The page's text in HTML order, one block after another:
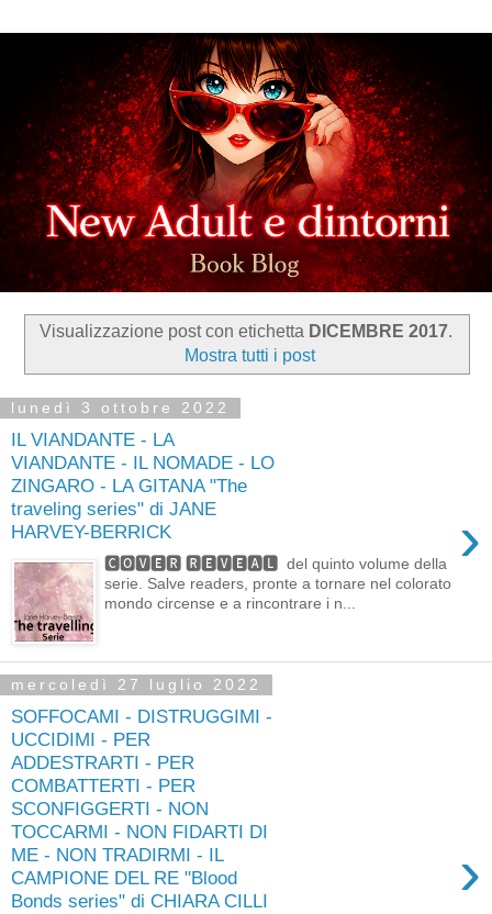
Visualizzazione post con etichetta DICEMBRE 2017.
Mostra tutti i post
lunedì 3 ottobre 2022
IL VIANDANTE - LA
VIANDANTE - IL NOMADE - LO
ZINGARO - LA GITANA "The
traveling series" di JANE
HARVEY-BERRICK
›
🅲🅾🆅🅴🆁 🆁🅴🆅🅴🅰🅻 del quinto volume della
serie. Salve readers, pronte a tornare nel colorato
mondo circense e a rincontrare i n...
mercoledì 27 luglio 2022
SOFFOCAMI - DISTRUGGIMI -
UCCIDIMI - PER
ADDESTRARTI - PER
COMBATTERTI - PER
SCONFIGGERTI - NON
TOCCARMI - NON FIDARTI DI
ME - NON TRADIRMI - IL
CAMPIONE DEL RE "Blood
Bonds series" di CHIARA CILLI
›